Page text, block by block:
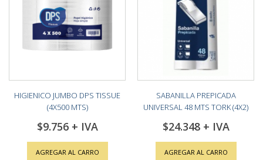
HIGIENICO JUMBO DPS TISSUE
(4X500 MTS)
$9.756
AGREGAR AL CARRO
SABANILLA PREPICADA
UNIVERSAL 48 MTS TORK (4X2)
$24.348
AGREGAR AL CARRO